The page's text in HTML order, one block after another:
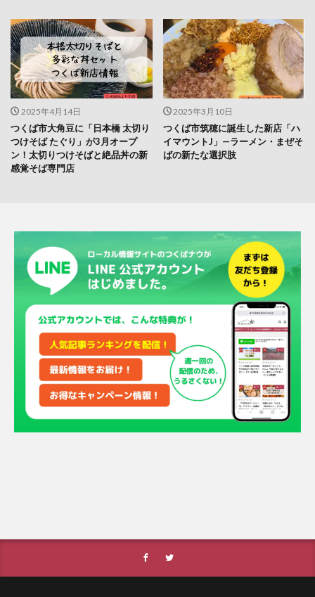
2025年4月14日
つくば市大角豆に「日本橋 太切り
つけそば たぐり」が3月オープ
ン！太切りつけそばと絶品丼の新
感覚そば専門店
2025年3月10日
つくば市筑穂に誕生した新店「ハ
イマウントJ」—ラーメン・まぜそ
ばの新たな選択肢